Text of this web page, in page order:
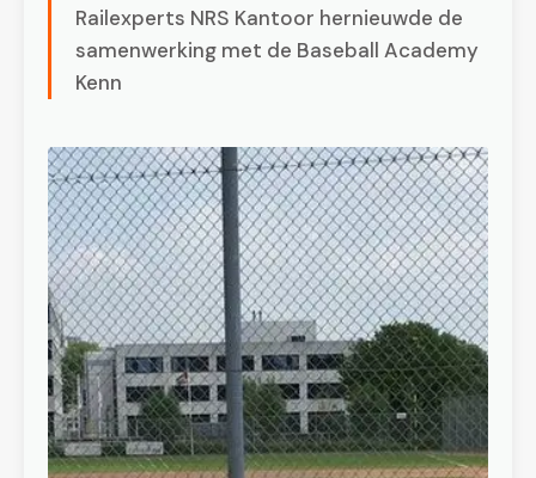
Railexperts NRS Kantoor hernieuwde de
samenwerking met de Baseball Academy
Kenn